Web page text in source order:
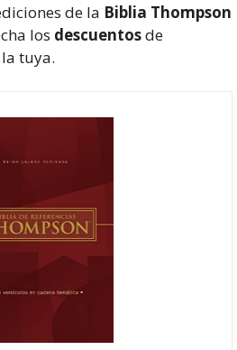
de la Biblia Thompson
los descuentosde
tuya.